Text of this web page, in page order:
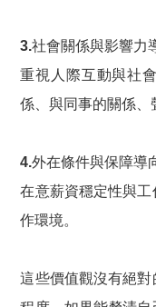
3.社會關係與影響力
重視人際互動與社
係、與同事的關係、
4.外在條件與保障導
在意薪資穩定性與
作環境。
這些價值觀沒有絕